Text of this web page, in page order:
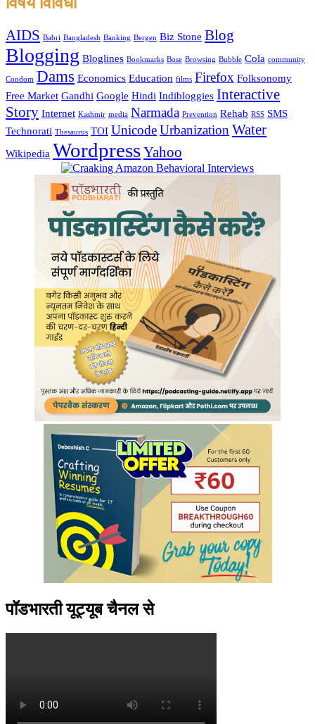
AIDS Babri Bangladesh Banking Bergen Biz Stone Blog
Blogging Bloglines Bookmarks Bose Browsing Bubble Cola community
Condom Dams Economics Education films Firefox Folksonomy
Free Market Gandhi Google Hindi Indibloggies Interactive
Story Internet Kashmir media Narmada Prevention Rehab RSS SMS
Technorati Thesaurus TOI UnicodeUrbanization Water
Wikipedia WordpressYahoo
पॉडभारती यूट्यूब चैनल से